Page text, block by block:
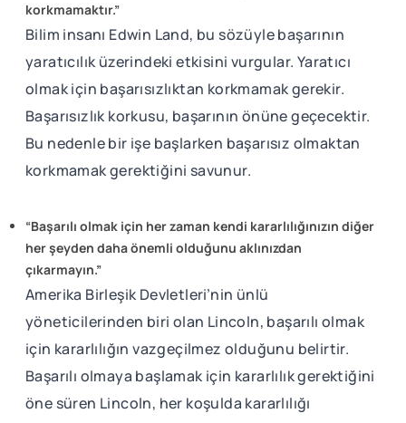
korkmamaktır.”
Bilim insanı Edwin Land, bu sözüyle başarının
yaratıcılık üzerindeki etkisini vurgular. Yaratıcı
olmak için başarısızlıktan korkmamak gerekir.
Başarısızlık korkusu, başarının önüne geçecektir.
Bu nedenle bir işe başlarken başarısız olmaktan
korkmamak gerektiğini savunur.
“Başarılı olmak için her zaman kendi kararlılığınızın diğer
her şeyden daha önemli olduğunu aklınızdan
çıkarmayın.”
Amerika Birleşik Devletleri’nin ünlü
yöneticilerinden biri olan Lincoln, başarılı olmak
için kararlılığın vazgeçilmez olduğunu belirtir.
Başarılı olmaya başlamak için kararlılık gerektiğini
öne süren Lincoln, her koşulda kararlılığı